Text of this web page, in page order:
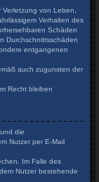
von Leben,
Verhalten des
Schäden
Durchschnittsschäden
entgangenen
auch zugunsten der
Recht bleiben
die
Nutzer per E-Mail
Im Falle des
Nutzer bestehende